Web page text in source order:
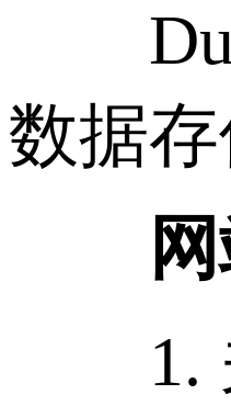
数据
1. 关